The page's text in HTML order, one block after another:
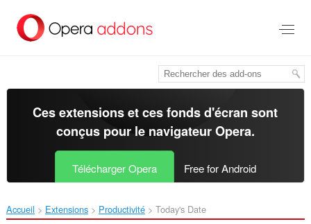
contenu
Ces extensions et ces fonds d'écran sont
conçus pour le navigateur Opera.
Télécharger Opera Free for Android
Accueil Extensions Productivité Today's Date‎